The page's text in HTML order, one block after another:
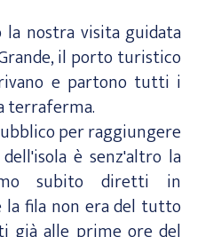
nostra visita guidata
il porto turistico
e partono tutti i
terraferma.
per raggiungere
è senz'altro la
subito diretti in
fila non era del tutto